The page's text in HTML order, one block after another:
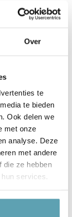
Over
te
te bieden
Ook delen we
met onze
analyse. Deze
met andere
die ze hebben
services.
formaten
keus uit 2
bij
ze een
kiezen bij
kleuren: